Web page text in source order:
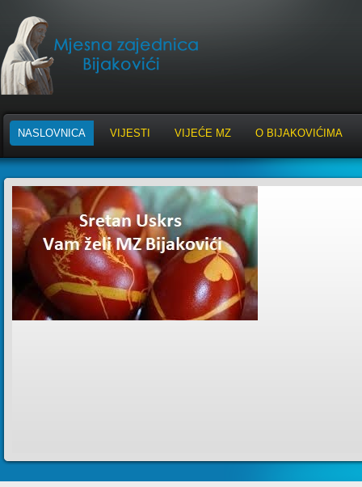
NASLOVNICA VIJESTI VIJEĆE MZ O BIJAKOVIĆIMA